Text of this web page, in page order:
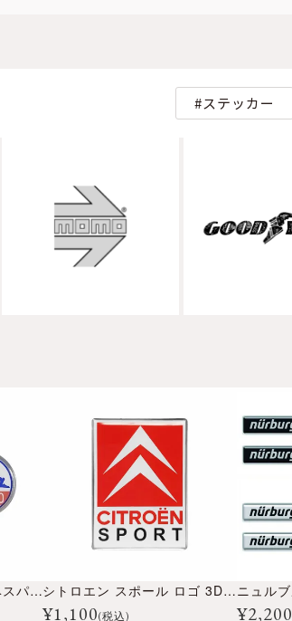
ステッカー
ベスパ 3D ステッカー ベスパサービス シトロエン スポール ロゴ 3D ステッカー
¥1,100(税込) ¥2,200